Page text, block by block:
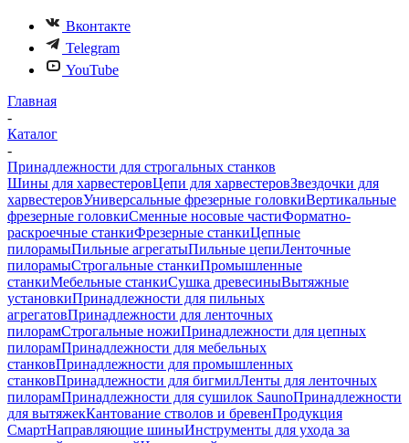
Вконтакте
Telegram
YouTube
Главная
-
Каталог
-
Принадлежности для строгальных станков
Шины для харвестеровЦепи для харвестеровЗвездочки для
харвестеровУниверсальные фрезерные головкиВертикальные
фрезерные головкиСменные носовые частиФорматно-
раскроечные станкиФрезерные станкиЦепные
пилорамыПильные агрегатыПильные цепиЛенточные
пилорамыСтрогальные станкиПромышленные
станкиМебельные станкиСушка древесиныВытяжные
установкиПринадлежности для пильных
агрегатовПринадлежности для ленточных
пилорамСтрогальные ножиПринадлежности для цепных
пилорамПринадлежности для мебельных
станковПринадлежности для промышленных
станковПринадлежности для бигмилЛенты для ленточных
пилорамПринадлежности для сушилок SaunoПринадлежности
для вытяжекКантование стволов и бревенПродукция
СмартНаправляющие шиныИнструменты для ухода за